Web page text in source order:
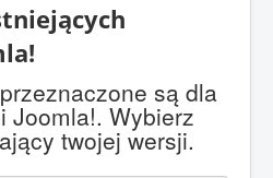
są dla
Joomla!. Wybierz
twojej wersji.